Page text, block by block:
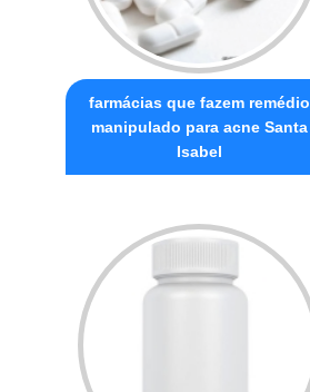
farmácias que fazem remédio
manipulado para acne Santa
Isabel